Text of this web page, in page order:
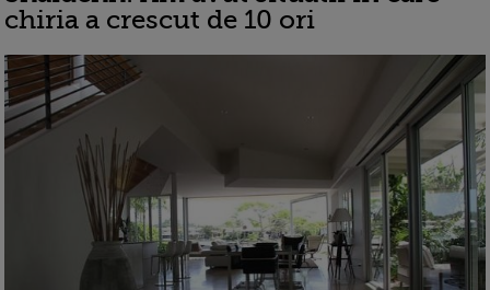
chiria a crescut de 10 ori